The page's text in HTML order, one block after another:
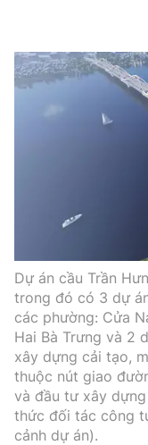
Dự án cầu Trần
trong đó có 3 dự
các phường: Cửa
Hai Bà Trưng và 2
xây dựng cải tạo,
thuộc nút giao
và đầu tư xây
thức đối tác công
cảnh dự án).